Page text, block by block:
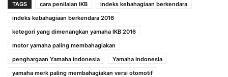
TAGS cara penilaian IKB
indeks kebahagiaan berkendara
indeks kebahagiaan berkendara 2016
ketegori yang dimenangkan yamaha IKB 2016
motor yamaha paling membahagiakan
penghargaan Yamaha indonesia
Yamaha Indonesia
yamaha merk paling membahagiakan versi otomotif